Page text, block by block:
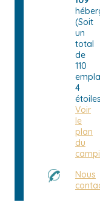
(Soit
un
total
de
110
4
Voir
le
plan
du
Nous